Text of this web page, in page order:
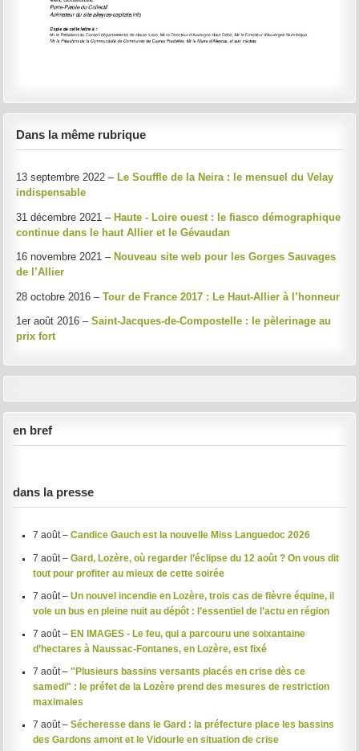
Dans la même rubrique
13 septembre 2022 – Le Souffle de la Neira : le mensuel du Velay
indispensable
31 décembre 2021 – Haute - Loire ouest : le fiasco démographique
continue dans le haut Allier et le Gévaudan
16 novembre 2021 – Nouveau site web pour les Gorges Sauvages
de l’Allier
28 octobre 2016 –Tour de France 2017 : Le Haut-Allier à l’honneur
1er août 2016 –Saint-Jacques-de-Compostelle : le pèlerinage au
prix fort
en bref
dans la presse
7 août – Candice Gauch est la nouvelle Miss Languedoc 2026
7 août – Gard, Lozère, où regarder l’éclipse du 12 août ? On vous dit
tout pour profiter au mieux de cette soirée
7 août – Un nouvel incendie en Lozère, trois cas de fièvre équine, il
vole un bus en pleine nuit au dépôt : l’essentiel de l’actu en région
7 août – EN IMAGES - Le feu, qui a parcouru une soixantaine
d’hectares à Naussac-Fontanes, en Lozère, est fixé
7 août – "Plusieurs bassins versants placés en crise dès ce
samedi" : le préfet de la Lozère prend des mesures de restriction
maximales
7 août – Sécheresse dans le Gard : la préfecture place les bassins
des Gardons amont et le Vidourle en situation de crise